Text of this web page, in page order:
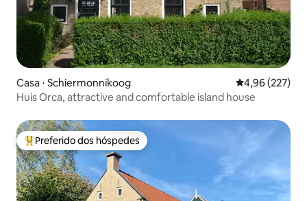
Casa ⋅ Schiermonnikoog 4,96 de uma
4,96 (227)
Huis Orca, attractive and comfortable island house
Entre os melhores preferidos dos hóspedes
Preferido dos hóspedes